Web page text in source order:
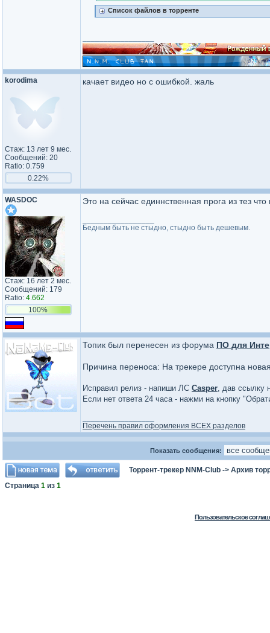
Список файлов в торренте
korodima
Стаж: 13 лет 9 мес.
Сообщений: 20
Ratio: 0.759
0.22%
качает видео но с ошибкой. жаль
WASDOC
Стаж: 16 лет 2 мес.
Сообщений: 179
Ratio: 4.662
100%
Это на сейчас единнственная прога из тез
Бедным быть не стыдно, стыдно быть дешевым.
Топик был перенесен из форума ПО для
Причина переноса: На трекере доступна
Исправил релиз - напиши ЛС Casper, дав ссылку
Если нет ответа 24 часа - нажми на кнопку
Перечень правил оформления ВСЕХ разделов
Показать сообщения:
Торрент-трекер NNM-Club -> Архив
Страница 1 из 1
Пользовательское